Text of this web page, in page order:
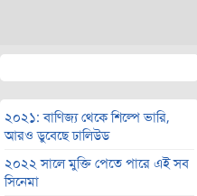
২০২১: বাণিজ্য থেকে শিল্পে ভারি,
আরও ডুবেছে ঢালিউড
২০২২ সালে মুক্তি পেতে পারে এই সব
সিনেমা